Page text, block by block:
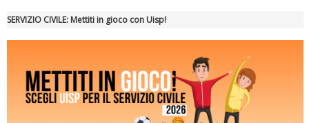
Tiziano Pesce a Radio InBlu2000 traccia il bilancio della stagione
SERVIZIO CIVILE: Mettiti in gioco con Uisp!